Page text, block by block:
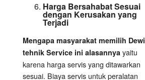
Harga Bersahabat Sesuai
dengan Kerusakan yang
Terjadi
Mengapa masyarakat memilih Dewi
tehnik Service ini alasannya yaitu
karena harga servis yang ditawarkan
sesuai. Biaya servis untuk peralatan